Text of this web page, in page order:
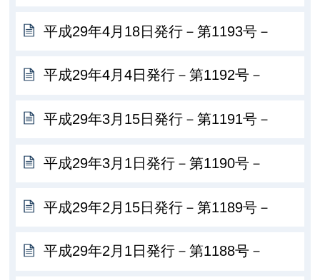
平成29年4月18日発行－第1193号－
平成29年4月4日発行－第1192号－
平成29年3月15日発行－第1191号－
平成29年3月1日発行－第1190号－
平成29年2月15日発行－第1189号－
平成29年2月1日発行－第1188号－